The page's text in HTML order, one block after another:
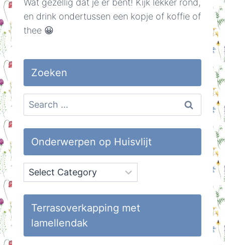
Wat gezellig dat je er bent! Kijk lekker rond,
en drink ondertussen een kopje of koffie of
thee 😀
Zoeken
Search
for:
Onderwerpen op Huisvlijt
Onderwerpen
op
Huisvlijt
Terrasoverkapping met
lamellendak